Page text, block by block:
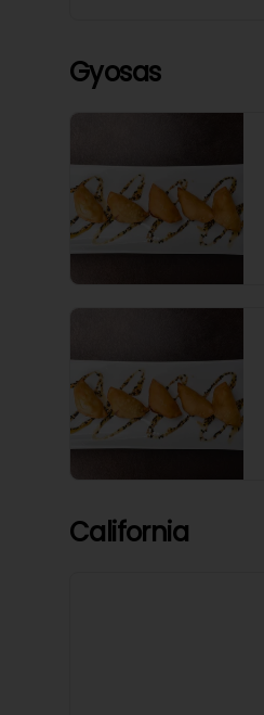
Gyosas
California